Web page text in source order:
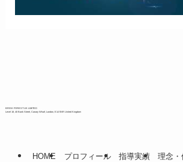
BRISK FOREST UK LIMITED
Level 18, 40 Bank Street, Canary Wharf, London, E14 5NR United Kingdom
HOME プロフィール 指導実績 理念・